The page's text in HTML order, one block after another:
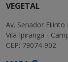
VEGETAL
Av. Senador Filinto
Vila Ipiranga -
CEP: 79074-902